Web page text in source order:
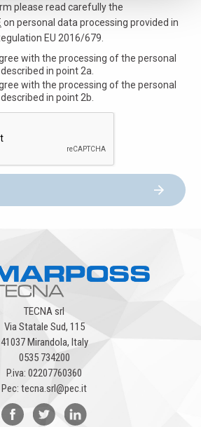
please read carefully the
on personal data processing provided in
EU 2016/679.
with the processing of the personal
in point 2a.
with the processing of the personal
in point 2b.
TECNA srl
Via Statale Sud, 115
41037 Mirandola, Italy
0535 734200
P.iva: 02207760360
Pec: tecna.srl@pec.it